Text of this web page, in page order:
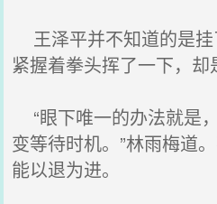
王泽平并不知道的是
紧握着拳头挥了一下，却
“眼下唯一的办法就是
变等待时机。”林雨梅道
能以退为进。